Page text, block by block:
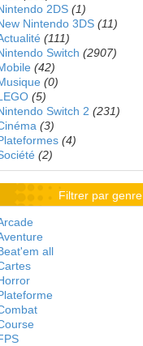
2DS (1)
Nintendo 3DS (11)
(111)
Switch (2907)
(42)
(0)
(5)
Switch 2 (231)
(3)
(4)
(2)
Filtrer par genre
all